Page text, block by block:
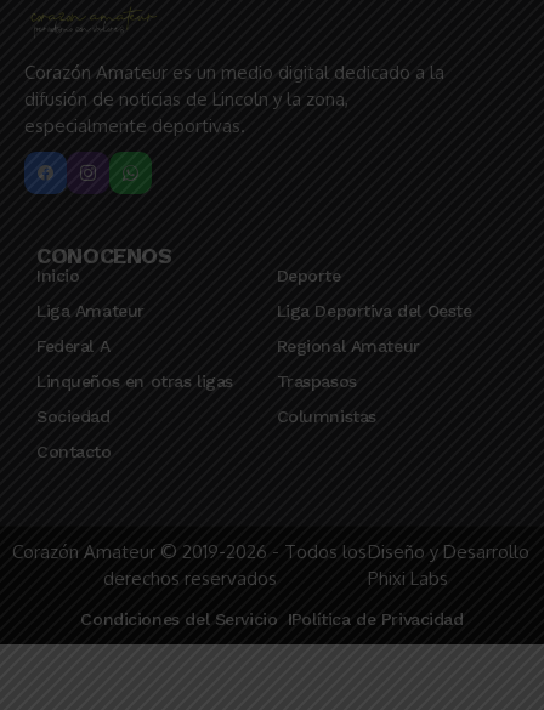
Corazón Amateur es un medio digital dedicado a la
difusión de noticias de Lincoln y la zona,
especialmente deportivas.
CONOCENOS
Inicio
Deporte
Liga Amateur
Liga Deportiva del Oeste
Federal A
Regional Amateur
Linqueños en otras ligas
Traspasos
Sociedad
Columnistas
Contacto
Corazón Amateur © 2019-2026 - Todos los
derechos reservados
Diseño y Desarrollo
Phixi Labs
Condiciones del Servicio Política de Privacidad